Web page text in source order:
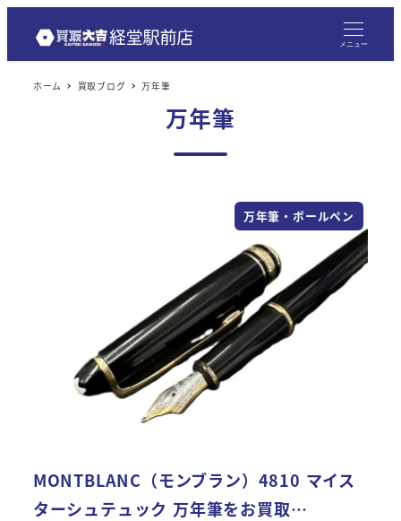
メニュー
ホーム 買取ブログ 万年筆
万年筆
万年筆・ボールペン
MONTBLANC（モンブラン）4810 マイス
ターシュテュック 万年筆をお買取…